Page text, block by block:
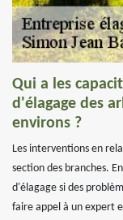
Qui a les
d'élagage des
environs ?
Les interventions en
section des branches.
d'élagage si des
faire appel à un expert